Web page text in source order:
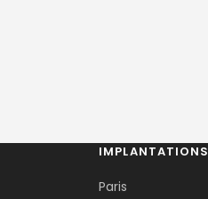
IMPLANTATIONS
Paris